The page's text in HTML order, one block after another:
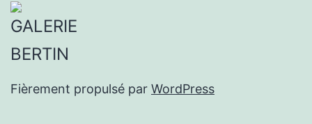
Fièrement propulsé par WordPress